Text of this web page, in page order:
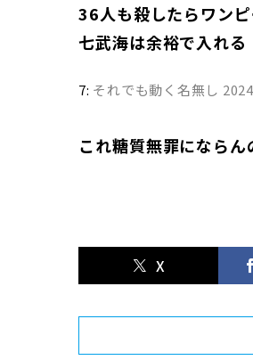
36人も殺したらワン
七武海は余裕で入れる
7: それでも動く名無し
これ糖質無罪になら
X